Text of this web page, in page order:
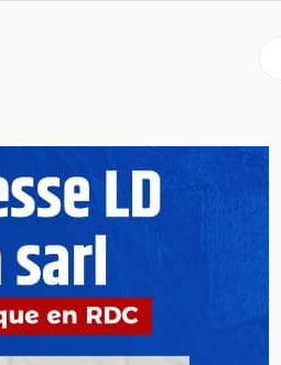
: VOICI LA NOUVELLE